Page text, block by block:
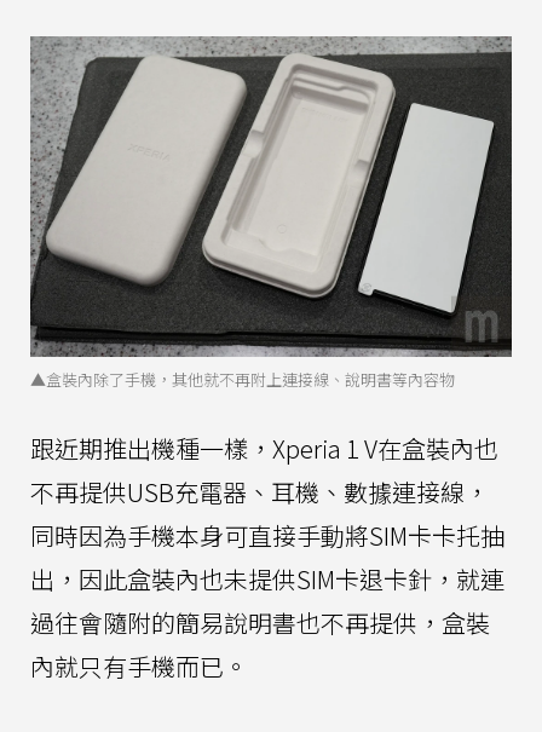
▲盒裝內除了手機，其他就不再附上連接線、說明書等內容物
跟近期推出機種一樣，Xperia 1 V在盒裝內也
不再提供USB充電器、耳機、數據連接線，
同時因為手機本身可直接手動將SIM卡卡托抽
出，因此盒裝內也未提供SIM卡退卡針，就連
過往會隨附的簡易說明書也不再提供，盒裝
內就只有手機而已。